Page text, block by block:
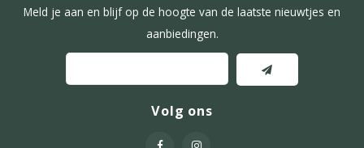
Meld je aan en blijf op de hoogte van de laatste nieuwtjes en
aanbiedingen.
Volg ons